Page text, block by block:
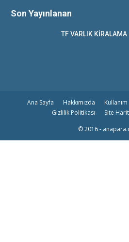
Son Yayınlanan
TF VARLIK
Ana Sayfa Hakkımızda
Gizlilik Politikası
Site
© 2016 -